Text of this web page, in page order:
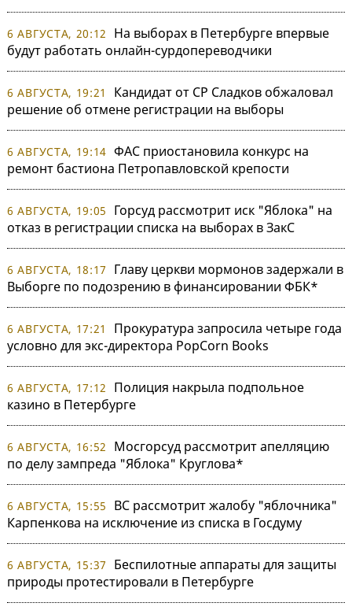
6 АВГУСТА, 20:12
На выборах в Петербурге впервые
будут работать онлайн-сурдопереводчики
6 АВГУСТА, 19:21
Кандидат от СР Сладков обжаловал
решение об отмене регистрации на выборы
6 АВГУСТА, 19:14 ФАС приостановила конкурс на
ремонт бастиона Петропавловской крепости
6 АВГУСТА, 19:05
Горсуд рассмотрит иск "Яблока" на
отказ в регистрации списка на выборах в ЗакС
6 АВГУСТА, 18:17
Главу церкви мормонов задержали в
Выборге по подозрению в финансировании ФБК*
6 АВГУСТА, 17:21
Прокуратура запросила четыре года
условно для экс-директора PopCorn Books
6 АВГУСТА, 17:12
Полиция накрыла подпольное
казино в Петербурге
6 АВГУСТА, 16:52
Мосгорсуд рассмотрит апелляцию
по делу зампреда "Яблока" Круглова*
6 АВГУСТА, 15:55
ВС рассмотрит жалобу "яблочника"
Карпенкова на исключение из списка в Госдуму
6 АВГУСТА, 15:37
Беспилотные аппараты для защиты
природы протестировали в Петербурге